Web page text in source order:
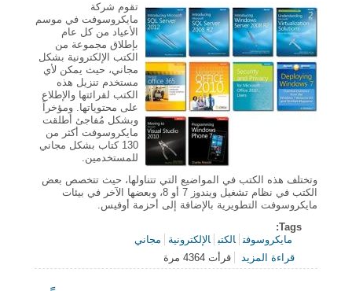
تقوم شركة
مايكروسوفت في موسم
الأعياد من كل عام
بإطلاق مجموعة من
الكتب الإلكترونية بشكل
مجاني، حيث يمكن لأي
مستخدم تنزيل هذه
الكتب لقرائتها والإطلاع
على محتوياتها. ومؤخراً
وبشكل مُفاجئ أطلقت
مايكروسوفت أكثر من
130 كتاب بشكل مجاني
للمستخدمين.
وتختلف هذه الكتب في المواضيع التي تتناولها، حيث تتخصص بعض
الكتب في نظام تشغيل ويندوز 7 أو 8، وبعضها الآخر في بيئات
مايكروسوفت التطويرية بالإضافة إلى أحزمة أوفيس.
Tags:
مايكروسوفت الكتب الإلكترونية
مجاني
قراءة المزيد
حول تنزيل أكثر من 130 كتاب من مايكروسوفت مجاناً
قرأت 4364 مرة